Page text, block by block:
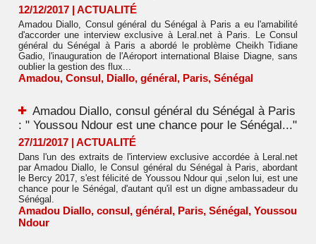
12/12/2017 | ACTUALITÉ
Amadou Diallo, Consul général du Sénégal à Paris a eu l'amabilité
d'accorder une interview exclusive à Leral.net à Paris. Le Consul
général du Sénégal à Paris a abordé le problème Cheikh Tidiane
Gadio, l'inauguration de l'Aéroport international Blaise Diagne, sans
oublier la gestion des flux...
Amadou, Consul, Diallo, général, Paris, Sénégal
Amadou Diallo, consul général du Sénégal à Paris
: " Youssou Ndour est une chance pour le Sénégal..."
27/11/2017 | ACTUALITÉ
Dans l'un des extraits de l'interview exclusive accordée à Leral.net
par Amadou Diallo, le Consul général du Sénégal à Paris, abordant
le Bercy 2017, s'est félicité de Youssou Ndour qui ,selon lui, est une
chance pour le Sénégal, d'autant qu'il est un digne ambassadeur du
Sénégal.
Amadou Diallo, consul, général, Paris, Sénégal, Youssou
Ndour